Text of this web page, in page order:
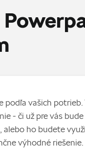
podľa vašich potrieb.
- či už pre vás
alebo ho budete
výhodné riešenie.